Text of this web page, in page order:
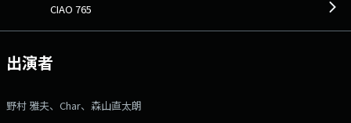
楽を旅しましょう ＜＜PRESENT＞＞ ・FM COCOLO 30周年ステッ
ーステッカー??3名 ●番組ホームページ ●リクエスト・メ
ッセージ ●facebookページ ●twitterハッシュタグ
CIAO 765
出演者
野村 雅夫、Char、森山直太朗